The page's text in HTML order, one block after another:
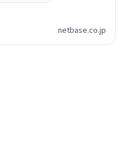
netbase.co.jp